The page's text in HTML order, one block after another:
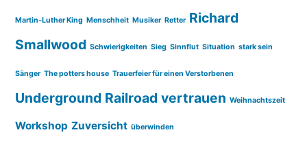
Martin-Luther King Menschheit Musiker Retter Richard
Smallwood Schwierigkeiten Sieg Sinnflut Situation stark sein
Sänger The potters house Trauerfeier für einen Verstorbenen
Underground Railroad vertrauen Weihnachtszeit
Workshop Zuversicht überwinden